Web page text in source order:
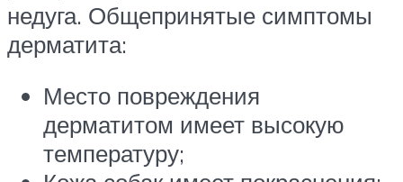
недуга. Общепринятые симптомы
дерматита:
Место повреждения
дерматитом имеет высокую
температуру;